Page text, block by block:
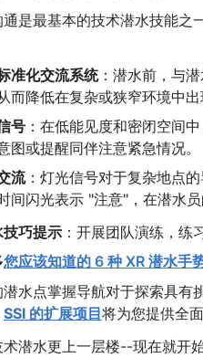
是最基本的技术潜水技能之
准化交流系统：潜水前，与
而降低在复杂或狭窄环境中出
号：在低能见度和密闭空间
图或提醒同伴注意紧急情况。
流：灯光信号对于复杂地点
间闪光表示 "注意"，在潜水
巧提示：开展团队演练，练
您应该知道的 6 种 XR 潜水手势
水点掌握导航对于探索具有
SSI 的扩展项目将为您提供全
潜水更上一层楼--现在就开